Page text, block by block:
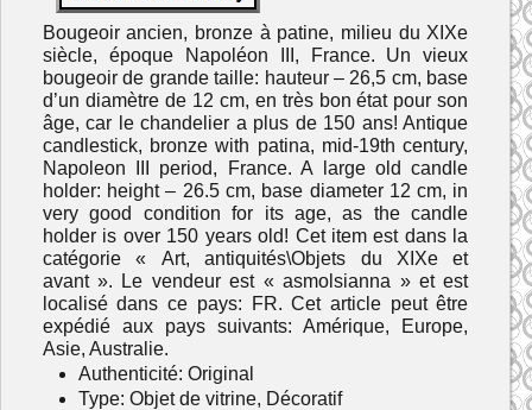
Bougeoir ancien, bronze à patine, milieu du XIXe
siècle, époque Napoléon III, France. Un vieux
bougeoir de grande taille: hauteur – 26,5 cm, base
d’un diamètre de 12 cm, en très bon état pour son
âge, car le chandelier a plus de 150 ans! Antique
candlestick, bronze with patina, mid-19th century,
Napoleon III period, France. A large old candle
holder: height – 26.5 cm, base diameter 12 cm, in
very good condition for its age, as the candle
holder is over 150 years old! Cet item est dans la
catégorie « Art, antiquités\Objets du XIXe et
avant ». Le vendeur est « asmolsianna » et est
localisé dans ce pays: FR. Cet article peut être
expédié aux pays suivants: Amérique, Europe,
Asie, Australie.
Authenticité: Original
Type: Objet de vitrine, Décoratif